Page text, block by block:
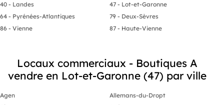
garantissant
dès le début
Espaces
40 - Landes
47 - Lot-et-Garonne
64 - Pyrénées-Atlantiques
79 - Deux-Sèvres
86 - Vienne
87 - Haute-Vienne
Locaux commerciaux - Boutiques A
vendre en Lot-et-Garonne (47) par ville
Agen
Allemans-du-Dropt